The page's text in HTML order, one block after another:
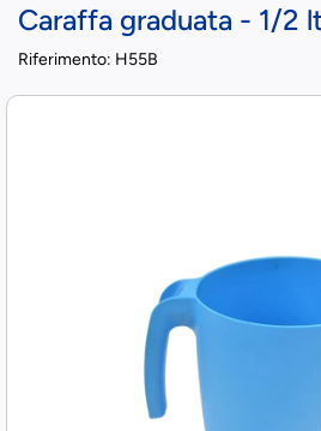
Caraffa graduata - 1/2
Riferimento: H55B